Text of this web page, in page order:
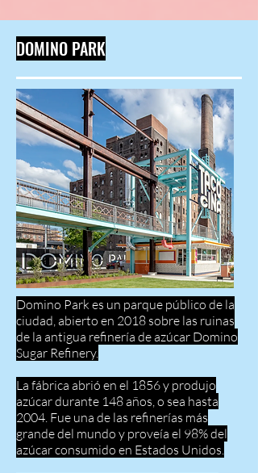
DOMINO PARK
Domino Park es un parque público de la
ciudad, abierto en 2018 sobre las ruinas
de la antigua refinería de azúcar Domino
Sugar Refinery.
La fábrica abrió en el 1856 y produjo
azúcar durante 148 años, o sea hasta
2004. Fue una de las refinerías más
grande del mundo y proveía el 98% del
azúcar consumido en Estados Unidos.